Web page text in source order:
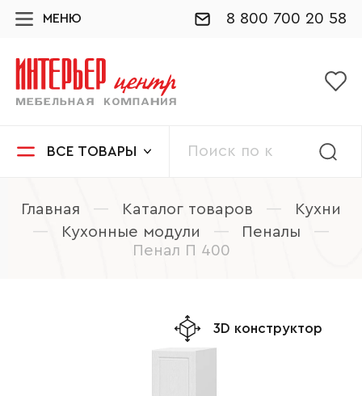
МЕНЮ 8 800 700 20 58
ВСЕ ТОВАРЫ
Главная — Каталог товаров —
Кухни
—
Кухонные модули — Пеналы
—
Пенал П 400
3D конструктор